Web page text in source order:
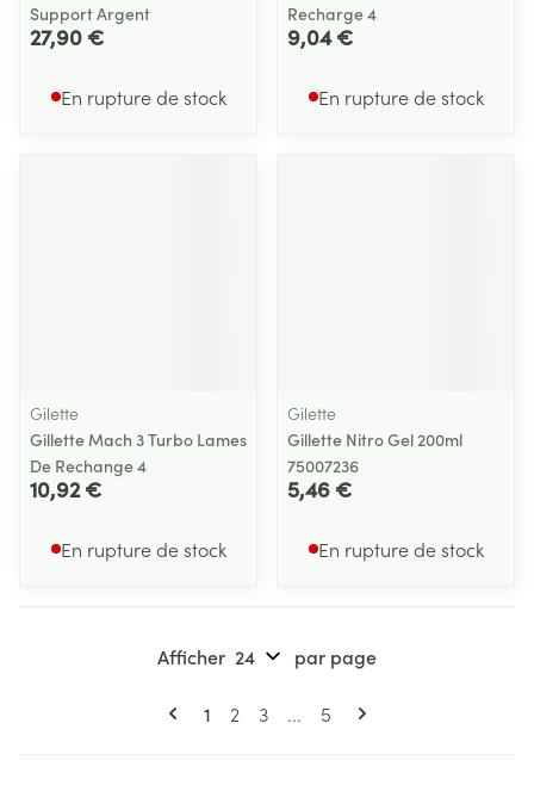
Support Argent
27,90 €
En rupture de stock
Recharge 4
9,04 €
En rupture de stock
Gilette
Gillette Mach 3 Turbo Lames
De Rechange 4
10,92 €
En rupture de stock
Gilette
Gillette Nitro Gel 200ml
75007236
5,46 €
En rupture de stock
Pages
Vous lisez actuellement la page
1 Page
2 Page
3 ... Page
5
Afficher par page